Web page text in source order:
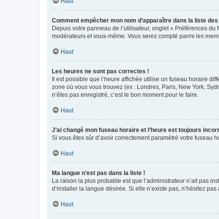
Comment empêcher mon nom d’apparaître dans la liste
Depuis votre panneau de l’utilisateur, onglet « Préférences du
modérateurs et vous-même. Vous serez compté parmi les
Haut
Les heures ne sont pas correctes !
Il est possible que l’heure affichée utilise un fuseau horaire
zone où vous vous trouvez (ex : Londres, Paris, New York,
n’êtes pas enregistré, c’est le bon moment pour le faire.
Haut
J’ai changé mon fuseau horaire et l’heure est toujours
Si vous êtes sûr d’avoir correctement paramétré votre fuseau
Haut
Ma langue n’est pas dans la liste !
La raison la plus probable est que l’administrateur n’ait pas
d’installer la langue désirée. Si elle n’existe pas, n’hésitez
Haut